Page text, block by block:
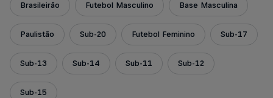
Brasileirão Futebol Masculino Base Masculina
Paulistão Sub-20 Futebol Feminino Sub-17
Sub-13 Sub-14 Sub-11 Sub-12
Sub-15